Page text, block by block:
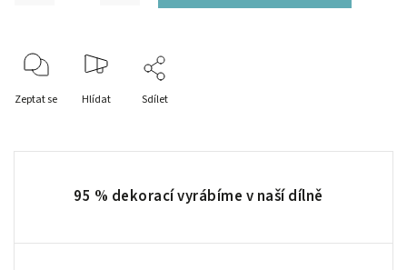
Zeptat se Hlídat Sdílet
95 % dekorací vyrábíme v naší dílně